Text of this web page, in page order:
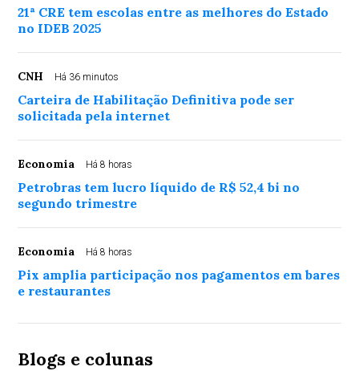
21ª CRE tem escolas entre as melhores do Estado
no IDEB 2025
CNH Há 36 minutos
Carteira de Habilitação Definitiva pode ser
solicitada pela internet
Economia Há 8 horas
Petrobras tem lucro líquido de R$ 52,4 bi no
segundo trimestre
Economia Há 8 horas
Pix amplia participação nos pagamentos em bares
e restaurantes
Blogs e colunas